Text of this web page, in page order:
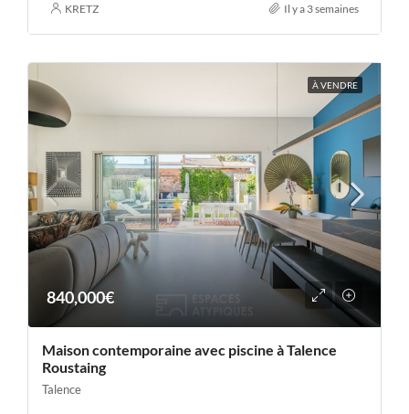
KRETZ Il y a 3 semaines
À VENDRE
840,000€
Maison contemporaine avec piscine à Talence
Roustaing
Talence